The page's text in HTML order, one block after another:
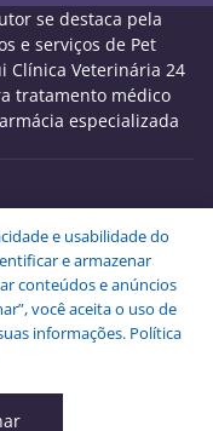
se destaca pela
e serviços de Pet
Clínica Veterinária 24
tratamento médico
especializada
1826 - Rebouças -
040.
de Rações LTDA -
e usabilidade do
e armazenar
conteúdos e anúncios
você aceita o uso de
informações. Política